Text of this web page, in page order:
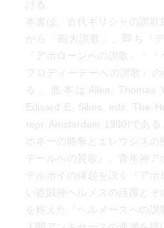
げる。
本書は、古代ギリシャの讃歌
から「四大讃歌」、即ち『
『アポローンへの讃歌』・
プロディーテーへの讃歌』
る。底本はAllen, Thomas
Edward E. Sikes, eds. The
repr. Amsterdam 1980)であ
ポネーの略奪とエレウシス
テールへの賛歌』、青年神
デルポイの縁起を説く『アポ
い盗賊神ヘルメスの活躍とそ
を称えた『ヘルメースへの讃